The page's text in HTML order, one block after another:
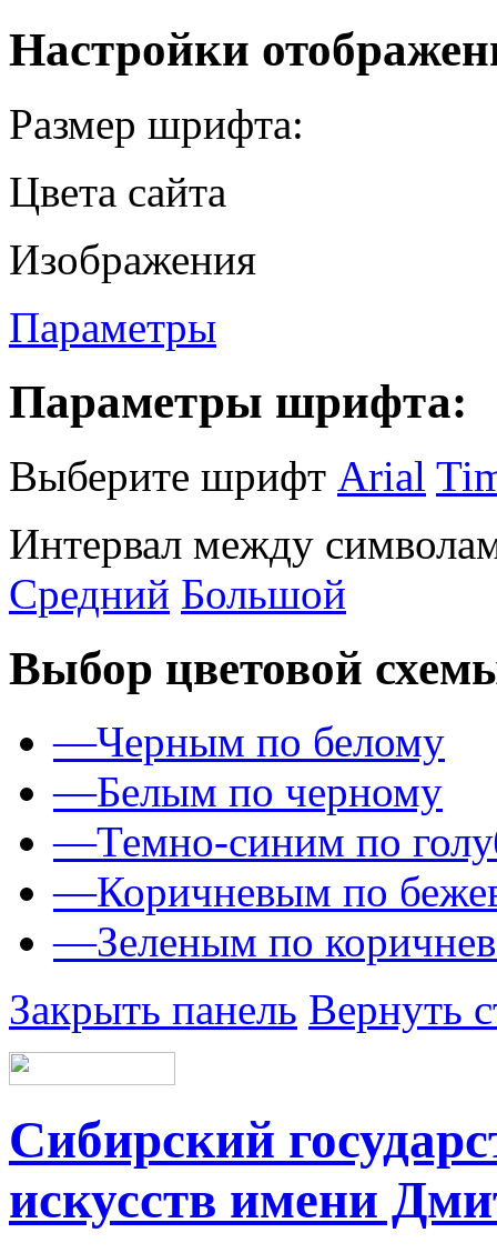
Настройки
Размер шрифта:
Цвета сайта
Изображения
Параметры
Параметры шрифта:
Выберите шрифт Arial
Интервал между
Средний Большой
Выбор цветовой
—Черным по белому
—Белым по черному
—Темно-синим по
—Коричневым по
—Зеленым по
Закрыть панель Вернуть
Сибирский
искусств имени